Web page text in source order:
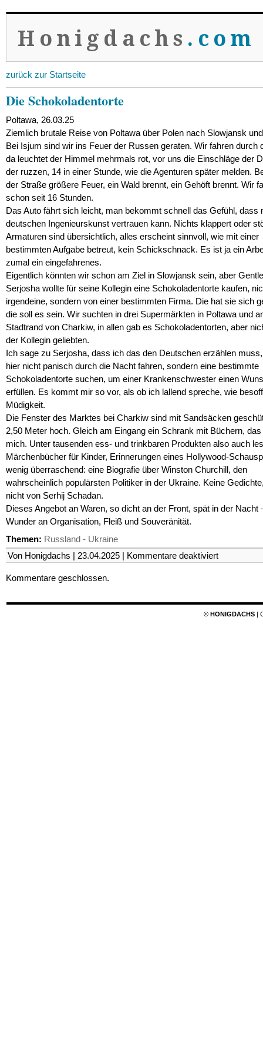
Honigdachs .com
zurück zur Startseite
Die Schokoladentorte
Poltawa, 26.03.25
Ziemlich brutale Reise von Poltawa über Polen nach Slowjansk
Bei Isjum sind wir ins Feuer der Russen geraten. Wir fahren durch
da leuchtet der Himmel mehrmals rot, vor uns die Einschläge der
der ruzzen, 14 in einer Stunde, wie die Agenturen später melden.
der Straße größere Feuer, ein Wald brennt, ein Gehöft brennt. Wir
schon seit 16 Stunden.
Das Auto fährt sich leicht, man bekommt schnell das Gefühl, dass
deutschen Ingenieurskunst vertrauen kann. Nichts klappert oder
Armaturen sind übersichtlich, alles erscheint sinnvoll, wie mit einer
bestimmten Aufgabe betreut, kein Schickschnack. Es ist ja ein
zumal ein eingefahrenes.
Eigentlich könnten wir schon am Ziel in Slowjansk sein, aber
Serjosha wollte für seine Kollegin eine Schokoladentorte kaufen,
irgendeine, sondern von einer bestimmten Firma. Die hat sie sich
die soll es sein. Wir suchten in drei Supermärkten in Poltawa und
Stadtrand von Charkiw, in allen gab es Schokoladentorten, aber
der Kollegin geliebten.
Ich sage zu Serjosha, dass ich das den Deutschen erzählen
hier nicht panisch durch die Nacht fahren, sondern eine bestimmte
Schokoladentorte suchen, um einer Krankenschwester einen
erfüllen. Es kommt mir so vor, als ob ich lallend spreche, wie
Müdigkeit.
Die Fenster des Marktes bei Charkiw sind mit Sandsäcken
2,50 Meter hoch. Gleich am Eingang ein Schrank mit Büchern, das
mich. Unter tausenden ess- und trinkbaren Produkten also auch
Märchenbücher für Kinder, Erinnerungen eines Hollywood-
wenig überraschend: eine Biografie über Winston Churchill, den
wahrscheinlich populärsten Politiker in der Ukraine. Keine
nicht von Serhij Schadan.
Dieses Angebot an Waren, so dicht an der Front, spät in der Nacht
Wunder an Organisation, Fleiß und Souveränität.
Themen: Russland - Ukraine
Von Honigdachs | 23.04.2025 | Kommentare deaktiviertfür
Die
Kommentare geschlossen.
© HONIGDACHS |